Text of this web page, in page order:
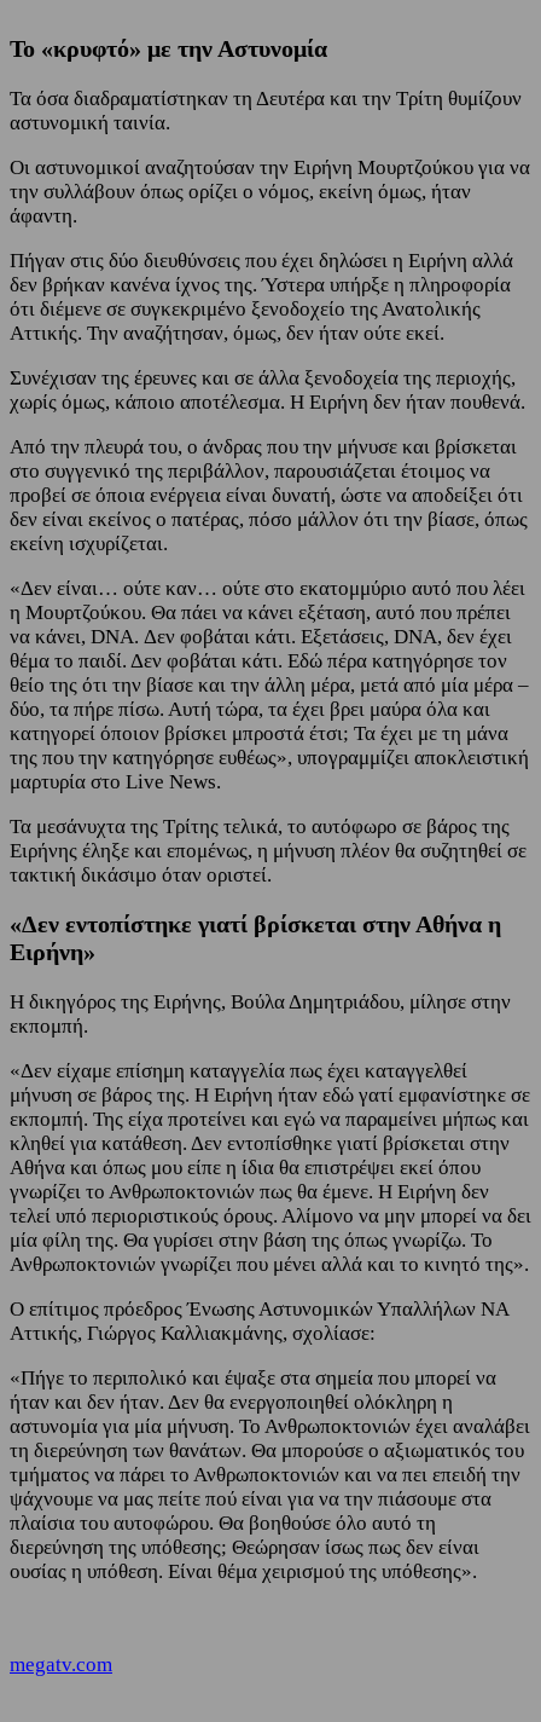
Το «κρυφτό» με την Αστυνομία
Τα όσα διαδραματίστηκαν τη Δευτέρα και την Τρίτη θυμίζουν
αστυνομική ταινία.
Οι αστυνομικοί αναζητούσαν την Ειρήνη Μουρτζούκου για να
την συλλάβουν όπως ορίζει ο νόμος, εκείνη όμως, ήταν
άφαντη.
Πήγαν στις δύο διευθύνσεις που έχει δηλώσει η Ειρήνη αλλά
δεν βρήκαν κανένα ίχνος της. Ύστερα υπήρξε η πληροφορία
ότι διέμενε σε συγκεκριμένο ξενοδοχείο της Ανατολικής
Αττικής. Την αναζήτησαν, όμως, δεν ήταν ούτε εκεί.
Συνέχισαν της έρευνες και σε άλλα ξενοδοχεία της περιοχής,
χωρίς όμως, κάποιο αποτέλεσμα. Η Ειρήνη δεν ήταν πουθενά.
Από την πλευρά του, ο άνδρας που την μήνυσε και βρίσκεται
στο συγγενικό της περιβάλλον, παρουσιάζεται έτοιμος να
προβεί σε όποια ενέργεια είναι δυνατή, ώστε να αποδείξει ότι
δεν είναι εκείνος ο πατέρας, πόσο μάλλον ότι την βίασε, όπως
εκείνη ισχυρίζεται.
«Δεν είναι… ούτε καν… ούτε στο εκατομμύριο αυτό που λέει
η Μουρτζούκου. Θα πάει να κάνει εξέταση, αυτό που πρέπει
να κάνει, DNA. Δεν φοβάται κάτι. Εξετάσεις, DNA, δεν έχει
θέμα το παιδί. Δεν φοβάται κάτι. Εδώ πέρα κατηγόρησε τον
θείο της ότι την βίασε και την άλλη μέρα, μετά από μία μέρα –
δύο, τα πήρε πίσω. Αυτή τώρα, τα έχει βρει μαύρα όλα και
κατηγορεί όποιον βρίσκει μπροστά έτσι; Τα έχει με τη μάνα
της που την κατηγόρησε ευθέως», υπογραμμίζει αποκλειστική
μαρτυρία στο Live News.
Τα μεσάνυχτα της Τρίτης τελικά, το αυτόφωρο σε βάρος της
Ειρήνης έληξε και επομένως, η μήνυση πλέον θα συζητηθεί σε
τακτική δικάσιμο όταν οριστεί.
«Δεν εντοπίστηκε γιατί βρίσκεται στην Αθήνα η
Ειρήνη»
Η δικηγόρος της Ειρήνης, Βούλα Δημητριάδου, μίλησε στην
εκπομπή.
«Δεν είχαμε επίσημη καταγγελία πως έχει καταγγελθεί
μήνυση σε βάρος της. Η Ειρήνη ήταν εδώ γατί εμφανίστηκε σε
εκπομπή. Της είχα προτείνει και εγώ να παραμείνει μήπως και
κληθεί για κατάθεση. Δεν εντοπίσθηκε γιατί βρίσκεται στην
Αθήνα και όπως μου είπε η ίδια θα επιστρέψει εκεί όπου
γνωρίζει το Ανθρωποκτονιών πως θα έμενε. Η Ειρήνη δεν
τελεί υπό περιοριστικούς όρους. Αλίμονο να μην μπορεί να δει
μία φίλη της. Θα γυρίσει στην βάση της όπως γνωρίζω. Το
Ανθρωποκτονιών γνωρίζει που μένει αλλά και το κινητό της».
Ο επίτιμος πρόεδρος Ένωσης Αστυνομικών Υπαλλήλων ΝΑ
Αττικής, Γιώργος Καλλιακμάνης, σχολίασε:
«Πήγε το περιπολικό και έψαξε στα σημεία που μπορεί να
ήταν και δεν ήταν. Δεν θα ενεργοποιηθεί ολόκληρη η
αστυνομία για μία μήνυση. Το Ανθρωποκτονιών έχει αναλάβει
τη διερεύνηση των θανάτων. Θα μπορούσε ο αξιωματικός του
τμήματος να πάρει το Ανθρωποκτονιών και να πει επειδή την
ψάχνουμε να μας πείτε πού είναι για να την πιάσουμε στα
πλαίσια του αυτοφώρου. Θα βοηθούσε όλο αυτό τη
διερεύνηση της υπόθεσης; Θεώρησαν ίσως πως δεν είναι
ουσίας η υπόθεση. Είναι θέμα χειρισμού της υπόθεσης».
megatv.com